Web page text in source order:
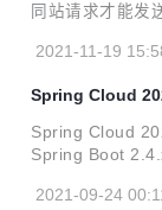
同站请求才能发
一起使用（浏览
ctive.session.timeout=30 3. 支持自
gBoot 端点敏感
配置文件属性跟
2021-11-19
Spring Cloud
Spring Cloud
Spring Boot
cies>
2021-09-24